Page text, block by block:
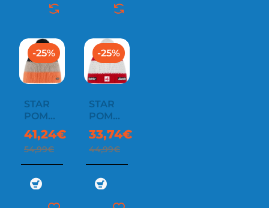
-25%
STAR
POMPON
MU RL
41,24€
54,99€
-25%
STAR
POMPON
MÜ SA
33,74€
44,99€